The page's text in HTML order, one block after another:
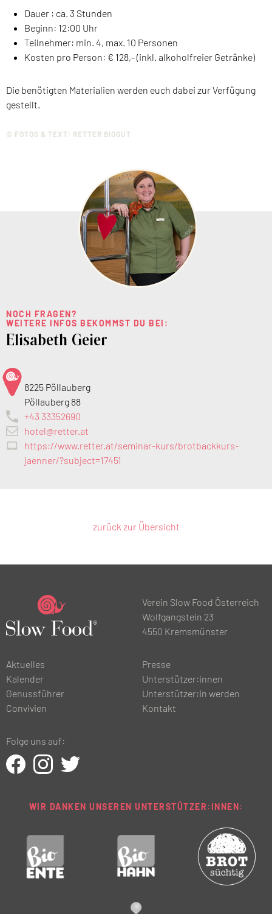
Dauer : ca. 3 Stunden
Beginn: 12:00 Uhr
Teilnehmer: min. 4, max. 10 Personen
Kosten pro Person: € 128,- (inkl. alkoholfreier Getränke)
Die benötigten Materialien werden euch dabei zur Verfügung
gestellt.
© FOTOS & TEXT: RETTER BIOGUT
NOCH FRAGEN?
WEITERE INFOS BEKOMMST DU BEI:
Elisabeth Geier
8225 Pöllauberg
Pöllauberg 88
+43 33352690
hotel@retter.at
https://www.retter.at/seminar-kurs/brotbackkurs-
jaenner/?subject=17451
zurück zur Übersicht
Verein Slow Food Österreich
Wolfgangstein 23
4550 Kremsmünster
Aktuelles
Kalender
Genussführer
Convivien
Presse
Unterstützer:innen
Unterstützer:in werden
Kontakt
Folge uns auf:
WIR DANKEN UNSEREN UNTERSTÜTZER:INNEN: